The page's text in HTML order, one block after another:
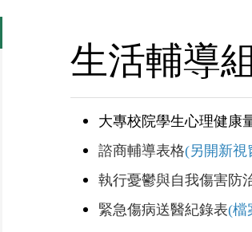
生活輔導組
大專校院學生心理健康
諮商輔導表格(另開新視
執行憂鬱與自我傷害防
緊急傷病送醫紀錄表(檔